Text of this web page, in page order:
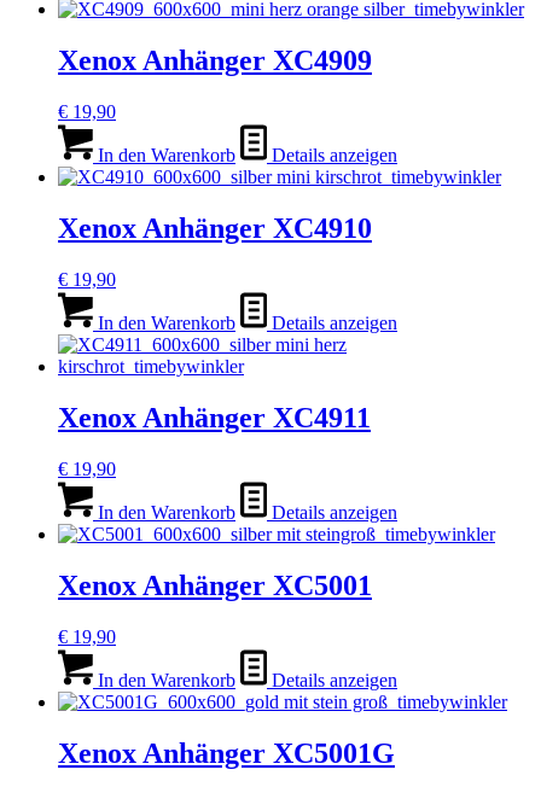
Xenox Anhänger XC4909
€ 19,90
In den Warenkorb Details anzeigen
Xenox Anhänger XC4910
€ 19,90
In den Warenkorb Details anzeigen
Xenox Anhänger XC4911
€ 19,90
In den Warenkorb Details anzeigen
Xenox Anhänger XC5001
€ 19,90
In den Warenkorb Details anzeigen
Xenox Anhänger XC5001G